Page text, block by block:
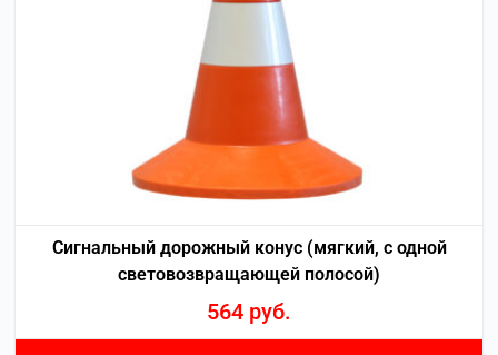
Сигнальный дорожный конус (мягкий, с одной
световозвращающей полосой)
564 руб.